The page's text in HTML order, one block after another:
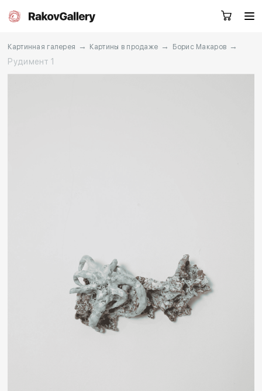
Rakov
special
Картинная галерея → Картины в продаже → Борис Макаров →
Рудимент 1